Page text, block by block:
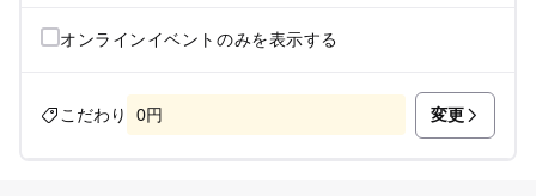
オンラインイベントのみを表示する
こだわり 0円 変更